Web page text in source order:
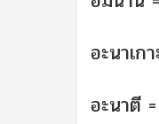
อะนาเ
อะนาตี